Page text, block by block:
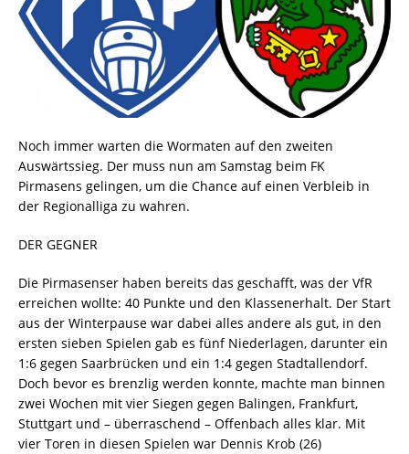
Noch immer warten die Wormaten auf den zweiten
Auswärtssieg. Der muss nun am Samstag beim FK
Pirmasens gelingen, um die Chance auf einen Verbleib in
der Regionalliga zu wahren.
DER GEGNER
Die Pirmasenser haben bereits das geschafft, was der VfR
erreichen wollte: 40 Punkte und den Klassenerhalt. Der Start
aus der Winterpause war dabei alles andere als gut, in den
ersten sieben Spielen gab es fünf Niederlagen, darunter ein
1:6 gegen Saarbrücken und ein 1:4 gegen Stadtallendorf.
Doch bevor es brenzlig werden konnte, machte man binnen
zwei Wochen mit vier Siegen gegen Balingen, Frankfurt,
Stuttgart und – überraschend – Offenbach alles klar. Mit
vier Toren in diesen Spielen war Dennis Krob (26)